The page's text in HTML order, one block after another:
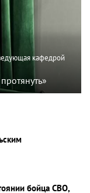
кафедрой
бойца СВО,